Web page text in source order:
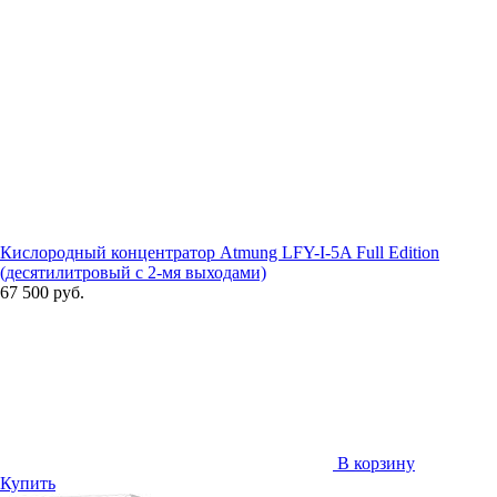
Кислородный концентратор Atmung LFY-I-5A Full Edition
(десятилитровый с 2-мя выходами)
67 500 руб.
В корзину
Купить